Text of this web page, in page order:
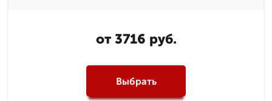
от 3716 руб.
Выбрать